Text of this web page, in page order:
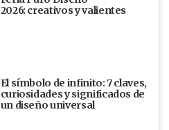
2026: creativos y valientes
El símbolo de infinito: 7 claves,
curiosidades y significados de
un diseño universal